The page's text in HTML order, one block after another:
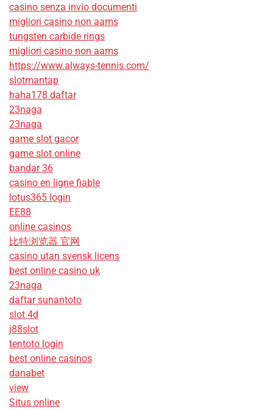
casino senza invio documenti
migliori casino non aams
tungsten carbide rings
migliori casino non aams
https://www.always-tennis.com/
slotmantap
haha178 daftar
23naga
23naga
game slot gacor
game slot online
bandar 36
casino en ligne fiable
lotus365 login
EE88
online casinos
比特浏览器 官网
casino utan svensk licens
best online casino uk
23naga
daftar sunantoto
slot 4d
j88slot
tentoto login
best online casinos
danabet
view
Situs online